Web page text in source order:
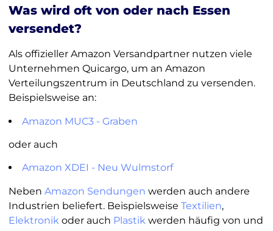
Was wird oft von oder nach Essen
versendet?
Als offizieller Amazon Versandpartner nutzen viele
Unternehmen Quicargo, um an Amazon
Verteilungszentrum in Deutschland zu versenden.
Beispielsweise an:
Amazon MUC3 - Graben
oder auch
Amazon XDEI - Neu Wulmstorf
Neben Amazon Sendungen werden auch andere
Industrien beliefert. Beispielsweise Textilien,
Elektronikoder auch Plastikwerden häufig von und